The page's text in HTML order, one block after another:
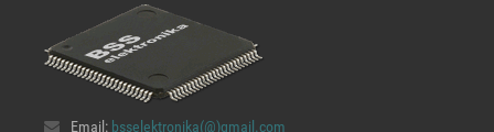
Email: bsselektronika(@)gmail.com